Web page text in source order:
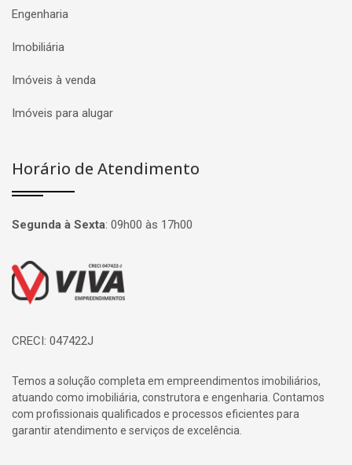
Engenharia
Imobiliária
Imóveis à venda
Imóveis para alugar
Horário de Atendimento
Segunda à Sexta: 09h00 às 17h00
Página inicial
CRECI: 047422J
Temos a solução completa em empreendimentos imobiliários,
atuando como imobiliária, construtora e engenharia. Contamos
com profissionais qualificados e processos eficientes para
garantir atendimento e serviços de excelência.